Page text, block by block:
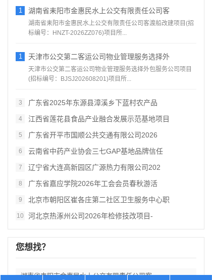
1 湖南省耒阳市金惠民水上公交有限责任公司客
湖南省耒阳市金惠民水上公交有限责任公司客渡船改建项目(招
标编号：HNZT-2026ZZ076)项目所...
1 天津市公交第二客运公司物业管理服务选择外
天津市公交第二客运公司物业管理服务选择外包服务公司项目
(招标编号：BJSJ202608201)项目所...
3 广东省2025年东源县漳溪乡下蓝村农产品
4 江西省莲花县食品产业融合发展示范基地项目
5 广东省开平市国顺公共交通有限公司2026
6 云南省中药产业协会三七GAP基地品牌信任
7 辽宁省大连高新园区广源热力有限公司202
8 广东省嘉应学院2026年工会会员春秋游活
9 北京市朝阳区崔各庄第二社区卫生服务中心职
10 河北京热涿州公司2026年检修技改项目-
您想找？
湖南省耒阳市金惠民水上公交有限责任公司客